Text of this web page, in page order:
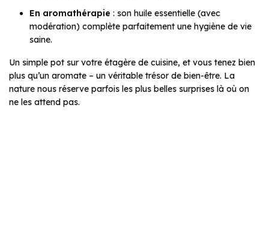
En aromathérapie : son huile essentielle (avec
modération) complète parfaitement une hygiène de vie
saine.
Un simple pot sur votre étagère de cuisine, et vous tenez bien
plus qu’un aromate – un véritable trésor de bien-être. La
nature nous réserve parfois les plus belles surprises là où on
ne les attend pas.